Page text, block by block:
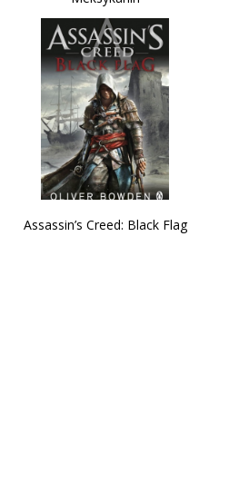
Assassin’s Creed: Black Flag